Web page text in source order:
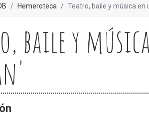
Hemeroteca Teatro, baile y música en
baile y